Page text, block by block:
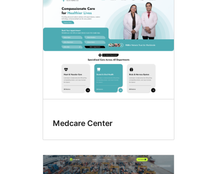
Medcare Center